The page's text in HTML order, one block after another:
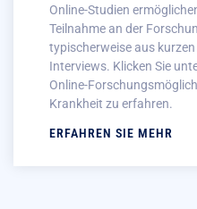
Online-Studien
Teilnahme an der
typischerweise aus
Interviews. Klicken Sie
Online-
Krankheit zu erfahren.
ERFAHREN SIE MEHR